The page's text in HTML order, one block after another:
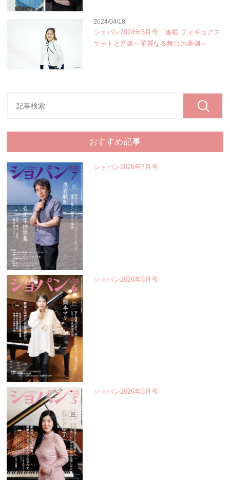
2024/04/18
ショパン2024年5月号 連載 フィギュアス
ケートと音楽～華麗なる舞台の裏側～
おすすめ記事
ショパン2026年7月号
ショパン2026年6月号
ショパン2026年5月号